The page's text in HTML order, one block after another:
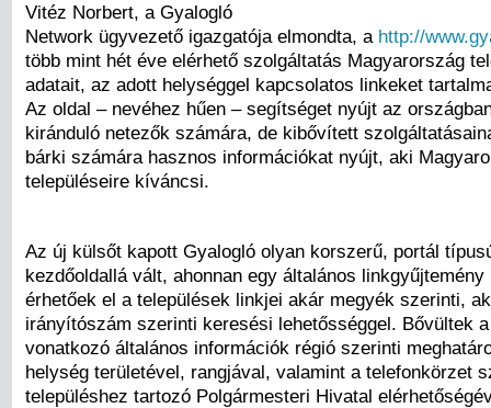
Vitéz Norbert, a Gyalogló
Network ügyvezető igazgatója elmondta, a http://
több mint hét éve elérhető szolgáltatás Magyarország
adatait, az adott helységgel kapcsolatos linkeket
Az oldal – nevéhez hűen – segítséget nyújt az
kiránduló netezők számára, de kibővített
bárki számára hasznos információkat nyújt, aki
településeire kíváncsi.
Az új külsőt kapott Gyalogló olyan korszerű, portál
kezdőoldallá vált, ahonnan egy általános
érhetőek el a települések linkjei akár megyék szerinti,
irányítószám szerinti keresési lehetősséggel. Bővültek
vonatkozó általános információk régió szerinti
helység területével, rangjával, valamint a telefonkörzet
településhez tartozó Polgármesteri Hivatal